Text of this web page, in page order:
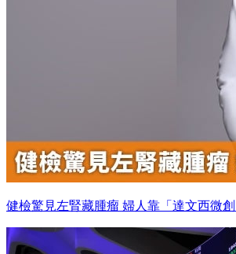
健檢驚見左腎藏腫瘤 婦人靠「達文西微